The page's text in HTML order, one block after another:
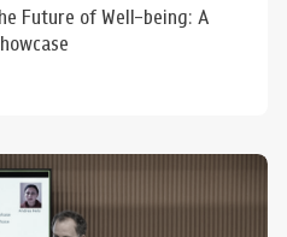
Future of Well-being: A